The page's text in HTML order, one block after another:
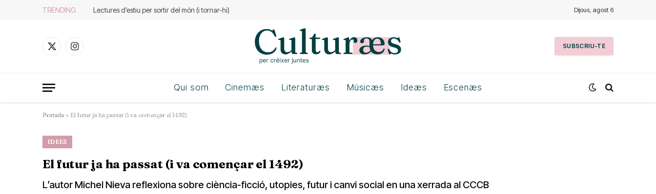
TRENDING Lectures d’estiu per sortir del món (i tornar-hi) Dijous, agost 6
X
Instagram
SUBSCRIU-TE
Qui som Cinemæs Literaturæs Músicæs Ideæs Escenæs
Portada » El futur ja ha passat (i va començar el 1492)
IDEES
El futur ja ha passat (i va començar el 1492)
L’autor Michel Nieva reflexiona sobre ciència-ficció, utopies, futur i canvi social en una xerrada al CCCB